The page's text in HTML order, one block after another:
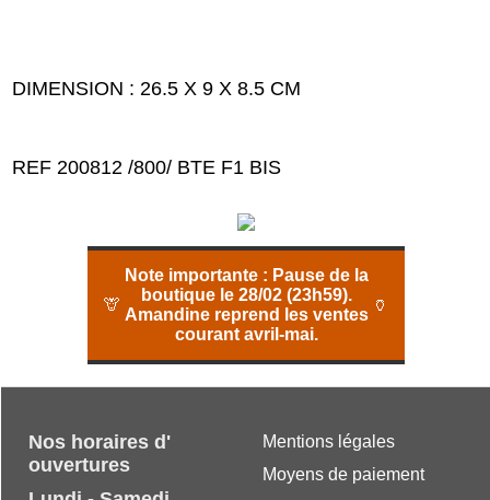
DIMENSION : 26.5 X 9 X 8.5 CM
REF 200812 /800/ BTE F1 BIS
🦒
Note importante : Pause de la
boutique le 28/02 (23h59).
Amandine reprend les ventes
courant avril-mai.
🏺
Mentions légales
Moyens de paiement
Nos horaires d'
ouvertures